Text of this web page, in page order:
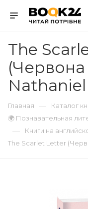
The
(Червона
Главная — Каталог
🌍 Познавательная
— Книги на
The Scarlet Letter